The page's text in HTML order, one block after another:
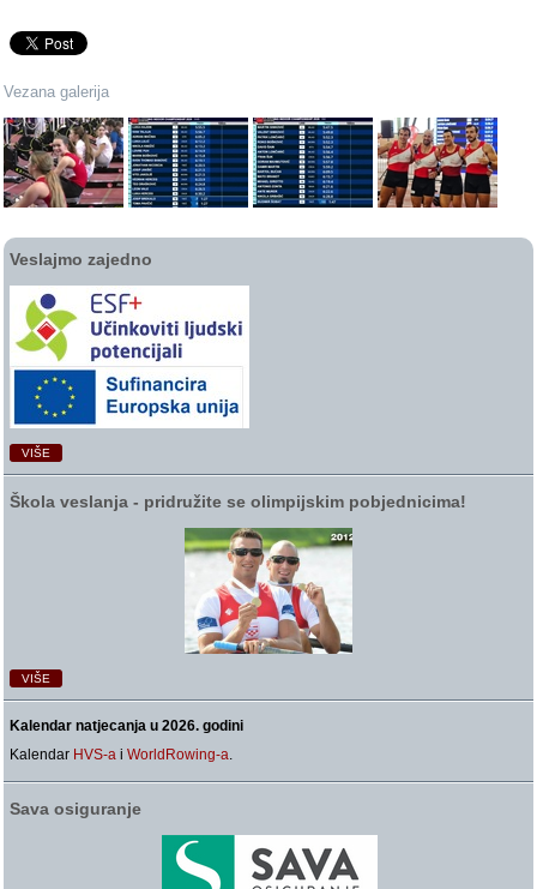
Vezana galerija
Veslajmo zajedno
VIŠE
Škola veslanja ‑ pridružite se olimpijskim pobjednicima!
VIŠE
Kalendar natjecanja u 2026. godini
Kalendar HVS-a iWorldRowing-a.
Sava osiguranje